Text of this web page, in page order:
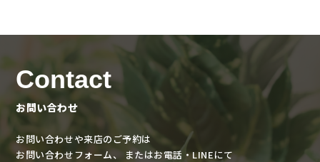
Contact
お問い合わせ
お問い合わせや来店のご予約は
お問い合わせフォーム、
またはお電話・LINEにて